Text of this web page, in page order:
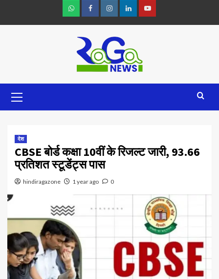
देश
CBSE बोर्ड कक्षा 10वीं के रिजल्ट जारी, 93.66
प्रतिशत स्टूडेंट्स पास
hindiragazone 1 year ago 0